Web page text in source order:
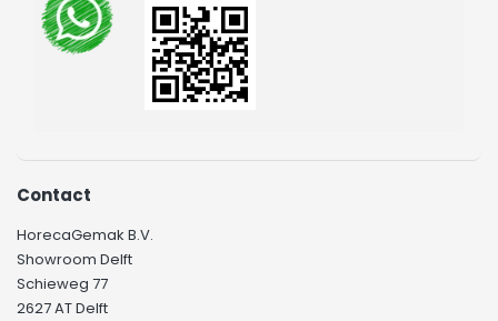
Contact
HorecaGemak B.V.
Showroom Delft
Schieweg 77
2627 AT Delft